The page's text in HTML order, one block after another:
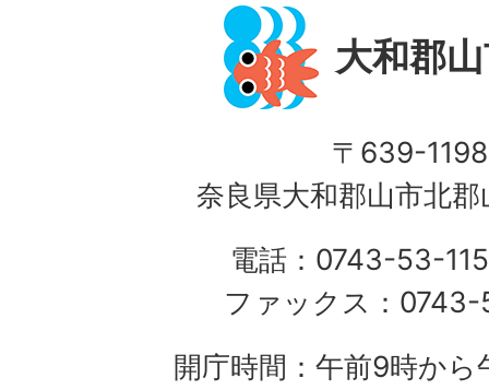
大和郡
〒639-1198
奈良県大和郡山市北
電話：0743-53-
ファックス：
開庁時間：午前9時か